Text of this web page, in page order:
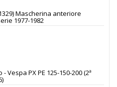
Mascherina anteriore
1977-1982
PX PE 125-150-200 (2ª